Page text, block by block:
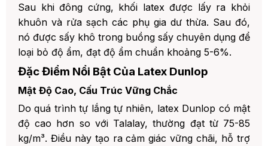
Sau khi đông cứng, khối latex được lấy ra khỏi
khuôn và rửa sạch các phụ gia dư thừa. Sau đó,
nó được sấy khô trong buồng sấy chuyên dụng để
loại bỏ độ ẩm, đạt độ ẩm chuẩn khoảng 5-6%.
Đặc Điểm Nổi Bật Của Latex Dunlop
Mật Độ Cao, Cấu Trúc Vững Chắc
Do quá trình tự lắng tự nhiên, latex Dunlop có mật
độ cao hơn so với Talalay, thường đạt từ 75-85
kg/m³. Điều này tạo ra cảm giác vững chãi, hỗ trợ